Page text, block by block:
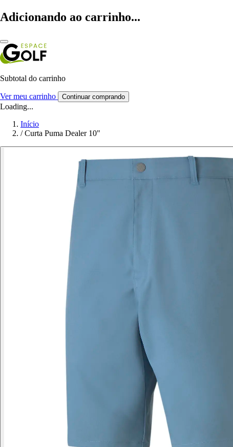
Adicionando ao carrinho...
Subtotal do carrinho
Ver meu carrinho Continuar comprando
Loading...
Início
/ Curta Puma Dealer 10"